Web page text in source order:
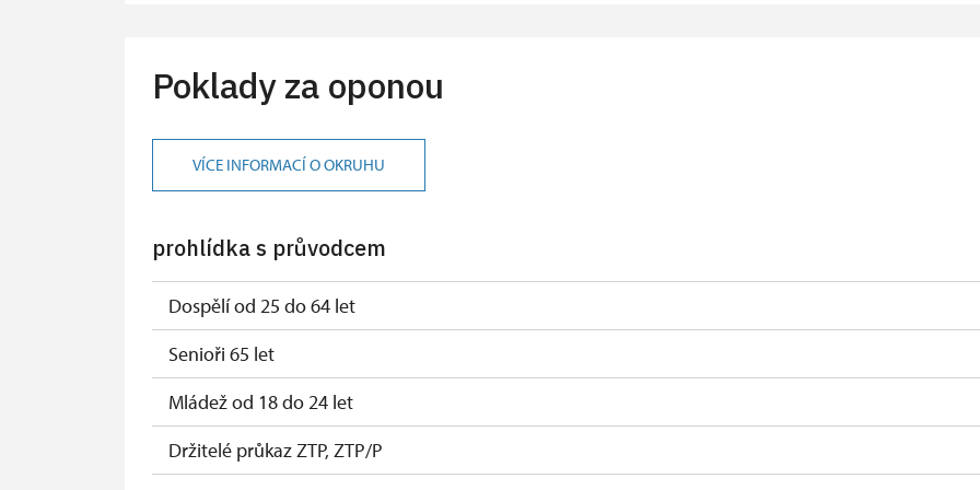
Průkaz ICOMOS*
Celorční volné vstupenky vydané NPÚ
Průkaz zaměstnance NPÚ (+ až 3 rodinní příslušníci)
Průkaz Náš člověk*
*platí poze pro jednu osobu (držitele průkazu)
Poklady za oponou
VÍCE INFORMACÍ O OKRUHU
prohlídka s průvodcem
Dospělí od 25 do 64 let
Senioři 65 let
Mládež od 18 do 24 let
Držitelé průkaz ZTP, ZTP/P